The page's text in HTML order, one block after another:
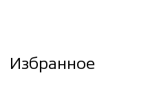
Избранное